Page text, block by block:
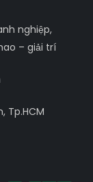
nghiệp,
– giải trí
Tp.HCM